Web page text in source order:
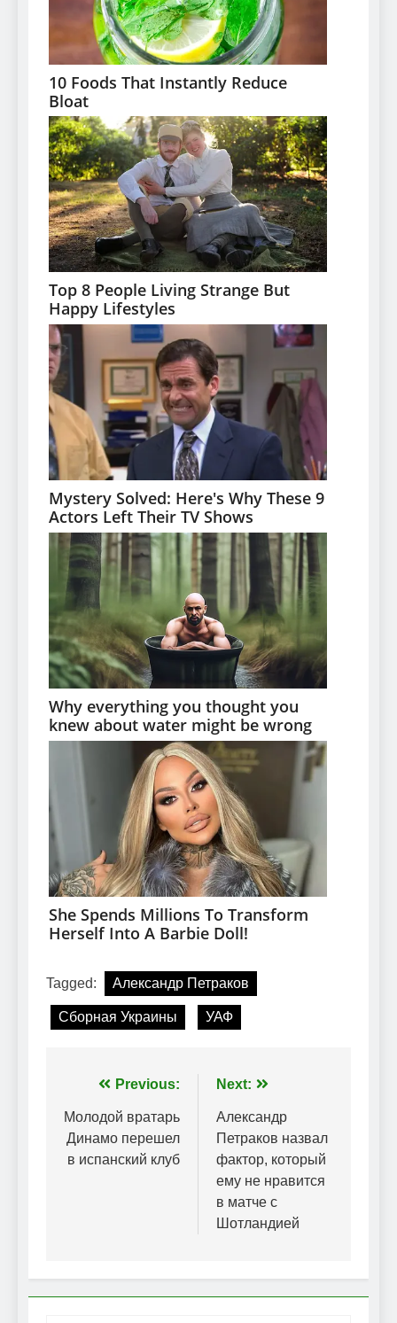
Tagged: Александр Петраков
Сборная Украины УАФ
Навігація
записів
Previous:
Молодой вратарь
Динамо перешел
в испанский клуб
Next:
Александр
Петраков назвал
фактор, который
ему не нравится
в матче с
Шотландией